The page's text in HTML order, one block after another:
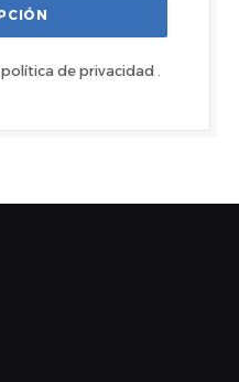
política de privacidad .